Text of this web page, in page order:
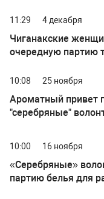
11:29 4 декабря
Чиганакские
очередную партию
10:08 25 ноября
Ароматный привет
"серебряные"
10:00 16 ноября
«Серебряные»
партию белья для